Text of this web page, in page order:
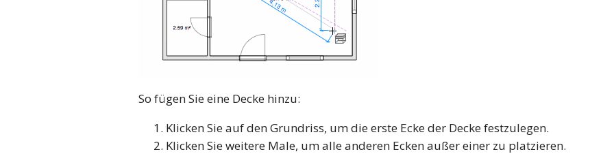
So fügen Sie eine Decke hinzu:
Klicken Sie auf den Grundriss, um die erste Ecke der Decke festzulegen.
Klicken Sie weitere Male, um alle anderen Ecken außer einer zu platzieren.